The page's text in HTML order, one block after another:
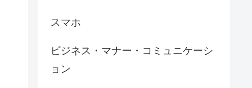
スマホ
ビジネス・マナー・コミュニケーシ
ョン